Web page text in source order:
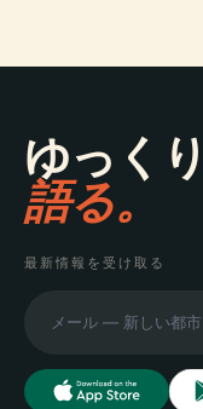
ゆっく
語る。
最新情報を受け取る